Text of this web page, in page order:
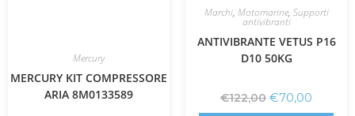
Mercury
MERCURY KIT COMPRESSORE
ARIA 8M0133589
Marchi, Motomarine, Supporti
antivibranti
ANTIVIBRANTE VETUS P16
D10 50KG
€122,00 €70,00